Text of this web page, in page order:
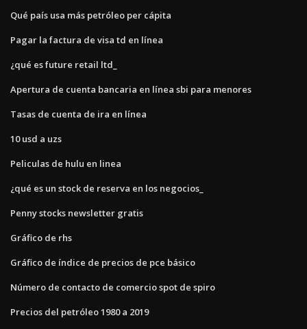
Qué país usa más petróleo per cápita
Pagar la factura de visa td en línea
¿qué es future retail ltd_
Apertura de cuenta bancaria en línea sbi para menores
Tasas de cuenta de ira en línea
10 usd a uzs
Peliculas de hulu en linea
¿qué es un stock de reserva en los negocios_
Penny stocks newsletter gratis
Gráfico de rhs
Gráfico de índice de precios de pce básico
Número de contacto de comercio spot de spiro
Precios del petróleo 1980 a 2019